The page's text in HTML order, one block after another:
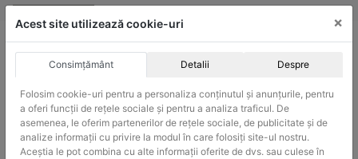
Skip
ACHIZITII PUBLICE
Produsele pot fi achizitionate si in sistemul SEAP / SICAP
Acest site utilizează cookie-uri ×
Consimțământ Detalii Despre
Folosim cookie-uri pentru a personaliza conținutul și anunțurile, pentru
a oferi funcții de rețele sociale și pentru a analiza traficul. De
asemenea, le oferim partenerilor de rețele sociale, de publicitate și de
analize informații cu privire la modul în care folosiți site-ul nostru.
Aceștia le pot combina cu alte informații oferite de dvs. sau culese în